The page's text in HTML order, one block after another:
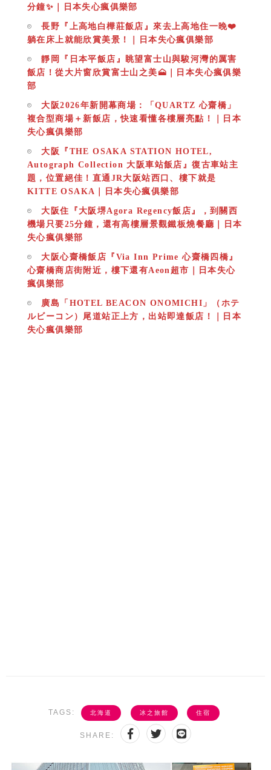
分鐘✨｜日本失心瘋俱樂部
長野『上高地白樺莊飯店』來去上高地住一晚❤️
躺在床上就能欣賞美景！｜日本失心瘋俱樂部
靜岡『日本平飯店』眺望富士山與駿河灣的厲害
飯店！從大片窗欣賞富士山之美🗻｜日本失心瘋俱樂
部
大阪2026年新開幕商場：「QUARTZ 心齋橋」
複合型商場＋新飯店，快速看懂各樓層亮點！｜日本
失心瘋俱樂部
大阪『THE OSAKA STATION HOTEL,
Autograph Collection 大阪車站飯店』復古車站主
題，位置絕佳！直通JR大阪站西口、樓下就是
KITTE OSAKA｜日本失心瘋俱樂部
大阪住『大阪堺Agora Regency飯店』，到關西
機場只要25分鐘，還有高樓層景觀鐵板燒餐廳｜日本
失心瘋俱樂部
大阪心齋橋飯店『Via Inn Prime 心齋橋四橋』
心齋橋商店街附近，樓下還有Aeon超市｜日本失心
瘋俱樂部
廣島「HOTEL BEACON ONOMICHI」（ホテ
ルビーコン）尾道站正上方，出站即達飯店！｜日本
失心瘋俱樂部
TAGS: 北海道 冰之旅館 住宿
SHARE: